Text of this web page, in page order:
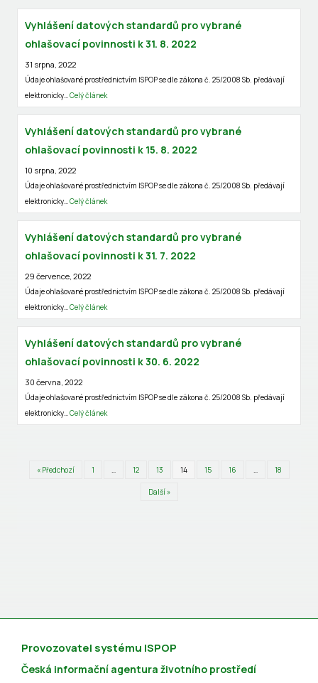
Vyhlášení datových standardů pro vybrané
ohlašovací povinnosti k 31. 8. 2022
31 srpna, 2022
Údaje ohlašované prostřednictvím ISPOP se dle zákona č. 25/2008 Sb. předávají
elektronicky…Celý článek
Vyhlášení datových standardů pro vybrané
ohlašovací povinnosti k 15. 8. 2022
10 srpna, 2022
Údaje ohlašované prostřednictvím ISPOP se dle zákona č. 25/2008 Sb. předávají
elektronicky…Celý článek
Vyhlášení datových standardů pro vybrané
ohlašovací povinnosti k 31. 7. 2022
29 července, 2022
Údaje ohlašované prostřednictvím ISPOP se dle zákona č. 25/2008 Sb. předávají
elektronicky…Celý článek
Vyhlášení datových standardů pro vybrané
ohlašovací povinnosti k 30. 6. 2022
30 června, 2022
Údaje ohlašované prostřednictvím ISPOP se dle zákona č. 25/2008 Sb. předávají
elektronicky…Celý článek
« Předchozí 1 … 12 13 14 15 16 … 18
Další »
Provozovatel systému ISPOP
Česká informační agentura životního prostředí